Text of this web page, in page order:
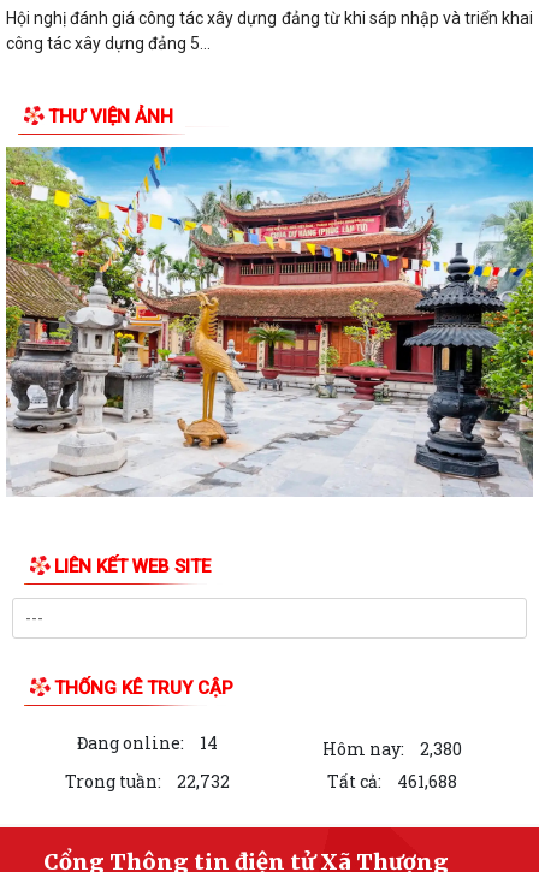
Hội nghị đánh giá công tác xây dựng đảng từ khi sáp nhập và triển khai
công tác xây dựng đảng 5...
2026
Xã nhà tổ chức Hội nghị gặp mặt các đồng chí nguyên là lãnh đạo chủ
chốt của địa phương qua...
CHI BỘ UBND XÃ THƯỢNG HỒNG TỔ CHỨC ĐẠI HỘI CHI BỘ LẦN THỨ I,
NHIỆM KỲ 2025-2030
Xã Thượng Hồng tổ chức Lễ dâng hương, thắp nến tri ân các Anh hùng
liệt sĩ
Các tổ đại biểu HĐND xã tiếp xúc cử tri tại 6 điểm trên địa bàn xã
Xã Thượng Hồng với các hoạt động hướng về Kỷ niệm 78 năm ngày
Thương binh Liệt sỹ 27/07
Xã Thượng Hồng chủ động ứng phó với bão số 3
quyền địa phương 2 cấp
Chuyển mình mạnh mẽ về tư duy để Hải Phòng phát triển đột phá
Triển khai đồng bộ các giải pháp, hướng tới chính sách toàn diện và
THƯ VIỆN ẢNH
LIÊN KẾT WEB SITE
THỐNG KÊ TRUY CẬP
Đang online: 14 Hôm nay:
2,380
Trong tuần:
22,732 Tất cả: 461,688
Cổng Thông tin điện tử Xã Thượng